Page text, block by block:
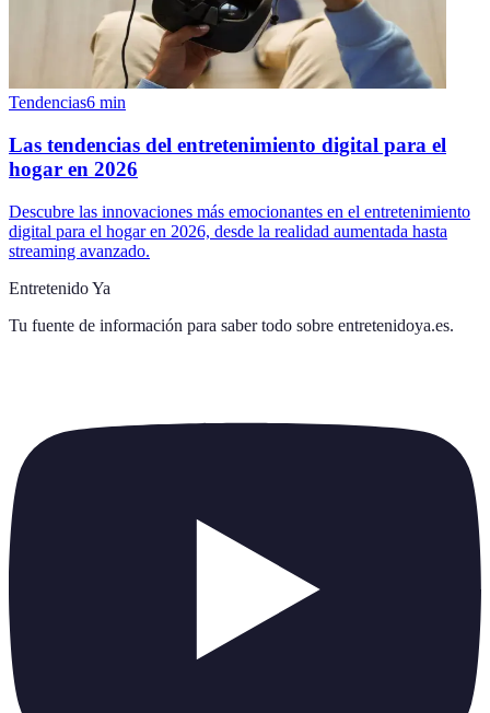
Tendencias6 min
Las tendencias del entretenimiento digital para el
hogar en 2026
Descubre las innovaciones más emocionantes en el entretenimiento
digital para el hogar en 2026, desde la realidad aumentada hasta
streaming avanzado.
Entretenido Ya
Tu fuente de información para saber todo sobre entretenidoya.es.